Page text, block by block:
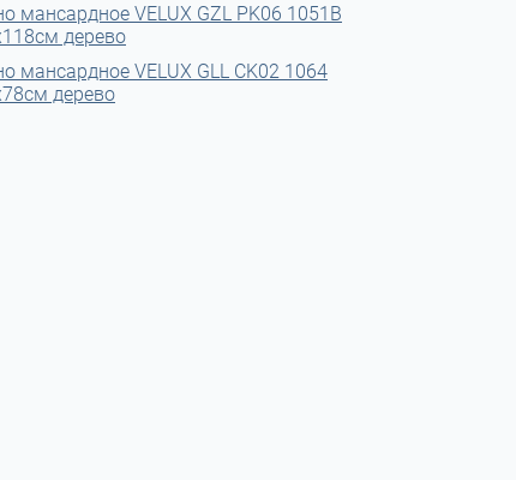
мансардное VELUX GZL PK06 1051B
дерево
мансардное VELUX GLL CK02 1064
дерево